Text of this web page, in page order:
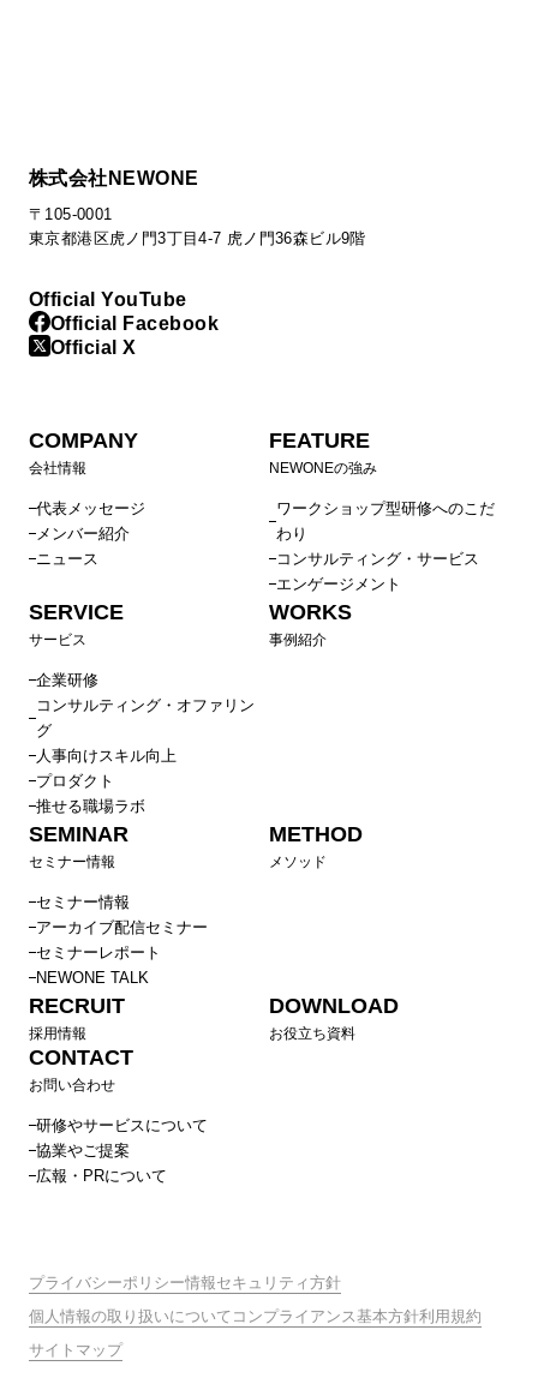
株式会社NEWONE
〒105-0001
東京都港区虎ノ門3丁目4-7 虎ノ門36森ビル9階
Official YouTube
Official Facebook
Official X
COMPANY
会社情報
代表メッセージ
メンバー紹介
ニュース
FEATURE
NEWONEの強み
ワークショップ型研修へのこだ
わり
コンサルティング・サービス
エンゲージメント
SERVICE
サービス
企業研修
コンサルティング・オファリン
グ
人事向けスキル向上
プロダクト
推せる職場ラボ
WORKS
事例紹介
SEMINAR
セミナー情報
セミナー情報
アーカイブ配信セミナー
セミナーレポート
NEWONE TALK
METHOD
メソッド
RECRUIT
採用情報
DOWNLOAD
お役立ち資料
CONTACT
お問い合わせ
研修やサービスについて
協業やご提案
広報・PRについて
プライバシーポリシー情報セキュリティ方針
個人情報の取り扱いについて コンプライアンス基本方針利用規約
サイトマップ